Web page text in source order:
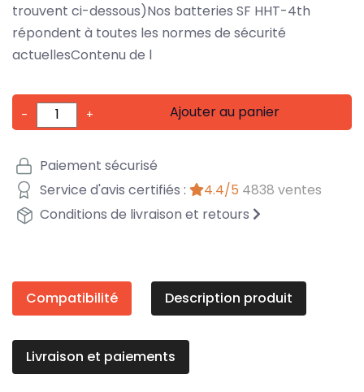
trouvent ci-dessous)Nos batteries SF HHT-4th
répondent à toutes les normes de sécurité
actuellesContenu de l
- + Ajouter au panier
Paiement sécurisé
Service d'avis certifiés :
4.4/5 4838 ventes
Conditions de livraison et retours
Compatibilité Description produit
Livraison et paiements